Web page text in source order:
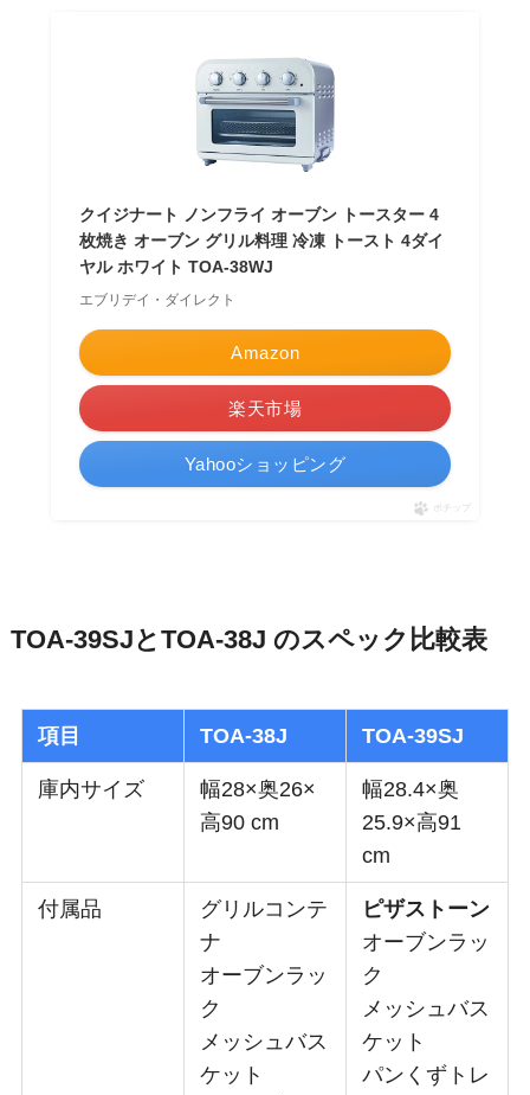
クイジナート ノンフライ オーブン トースター 4
枚焼き オーブン グリル料理 冷凍 トースト 4ダイ
ヤル ホワイト TOA-38WJ
エブリデイ・ダイレクト
Amazon
楽天市場
Yahooショッピング
ポチップ
TOA-39SJとTOA-38J のスペック比較表
項目 TOA-38J TOA-39SJ
庫内サイズ
幅28×奥26×
高90 cm
幅28.4×奥
25.9×高91
cm
付属品
グリルコンテ
ナ
オーブンラッ
ク
メッシュバス
ケット
ピザストーン
オーブンラッ
ク
メッシュバス
ケット
パンくずトレ